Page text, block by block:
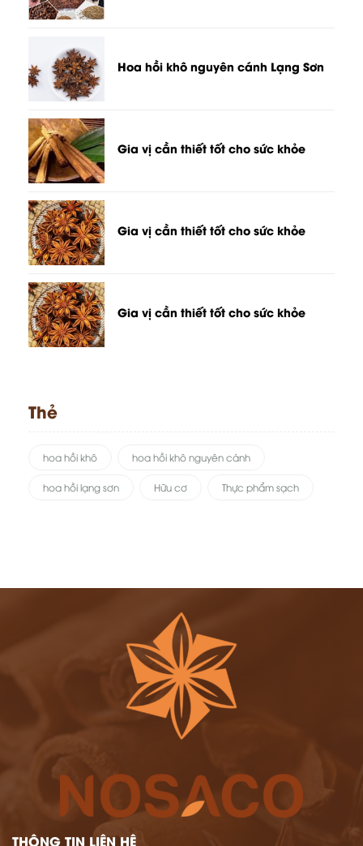
Hoa hồi khô nguyên cánh Lạng Sơn
Gia vị cần thiết tốt cho sức khỏe
Gia vị cần thiết tốt cho sức khỏe
Gia vị cần thiết tốt cho sức khỏe
Thẻ
hoa hồi khô hoa hồi khô nguyên cánh
hoa hồi lạng sơn Hữu cơ Thực phẩm sạch
THÔNG TIN LIÊN HỆ